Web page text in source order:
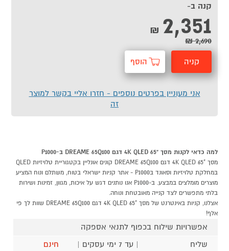
קנה ב-
2,351
₪
2,690 ₪
קניה הוסף
אני מעוניין בפרטים נוספים - חזרו אליי בקשר למוצר
זה
למה כדאי לקנות מסך "4K QLED 65 דגם DREAME 65Q100 ב-P1000
מסך "4K QLED 65 דגם DREAME 65Q100 קונים אונליין בקטגוריית טלויזיות QLED
במחלקת טלויזיות וסאונד בP1000 - אתר קניות ישראלי בטוח, משתלם ונוח המציע
מוצרים מומלצים במבצע. ב-P1000 אנו נותנים דגש על איכות, מגוון, זמינות ושירות
בלתי מתפשרים לצד קנייה מאובטחת ונוחה.
אצלנו, קניות באינטרנט של מסך "4K QLED 65 דגם DREAME 65Q100 שוות לך פי
אלף!
אפשרויות שילוח בכפוף לתנאי אספקה
שליח
| עד 7 ימי עסקים |
חינם